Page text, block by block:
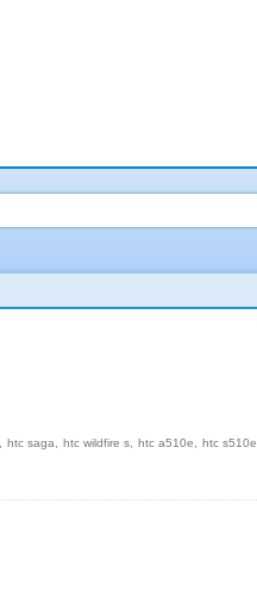
htc saga htc wildfire s htc a510e htc s510e